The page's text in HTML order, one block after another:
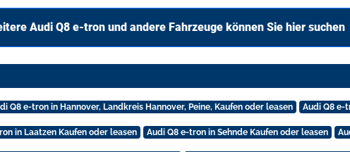
Audi Q8 e-tron und andere Fahrzeuge können Sie hier suchen
Q8 e-tron in Hannover, Landkreis Hannover, Peine, Kaufen oder leasen Audi Q8 e-
in Laatzen Kaufen oder leasen Audi Q8 e-tron in Sehnde Kaufen oder leasen